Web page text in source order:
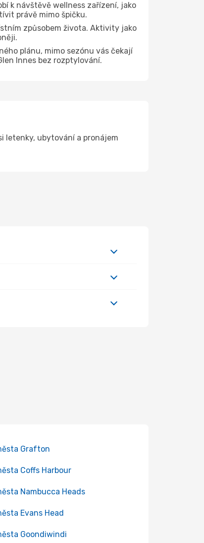
k návštěvě wellness zařízení, jako
právě mimo špičku.
způsobem života. Aktivity jako
plánu, mimo sezónu vás čekají
Innes bez rozptylování.
letenky, ubytování a pronájem
Grafton
Coffs Harbour
Nambucca Heads
Evans Head
Goondiwindi